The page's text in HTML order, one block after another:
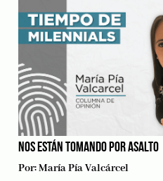
NOS ESTÁN TOMANDO POR ASALTO
Por:María Pía Valcárcel